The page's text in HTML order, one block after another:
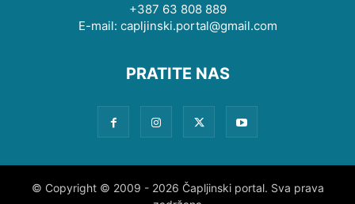
+387 63 808 889
E-mail: capljinski.portal@gmail.com
PRATITE NAS
© Copyright © 2009 - 2026 Čapljinski portal. Sva prava